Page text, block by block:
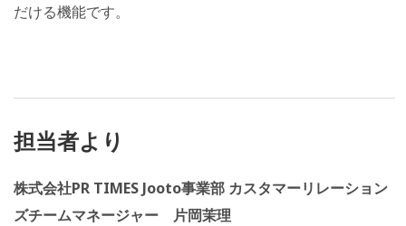
だける機能です。
担当者より
株式会社PR TIMES Jooto事業部 カスタマーリレーション
ズチームマネージャー 片岡茉理